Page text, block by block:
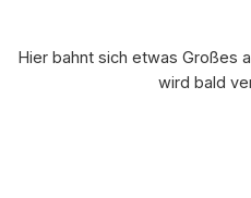
Hier bahnt sich etwas Großes
wird bald